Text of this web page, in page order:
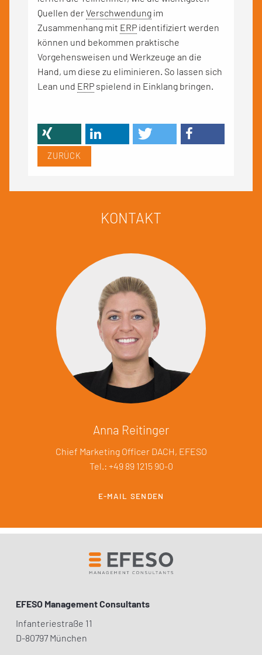
Quellen derVerschwendung im
Zusammenhang mit ERP identifiziert werden
können und bekommen praktische
Vorgehensweisen und Werkzeuge an die
Hand, um diese zu eliminieren. So lassen sich
Lean und ERP spielend in Einklang bringen.
ZURÜCK
KONTAKT
Anna Reitinger
Chief Marketing Officer DACH, EFESO
Tel.: +49 89 1215 90-0
E-MAIL SENDEN
EFESO Management Consultants
Infanteriestraße 11
D-80797 München